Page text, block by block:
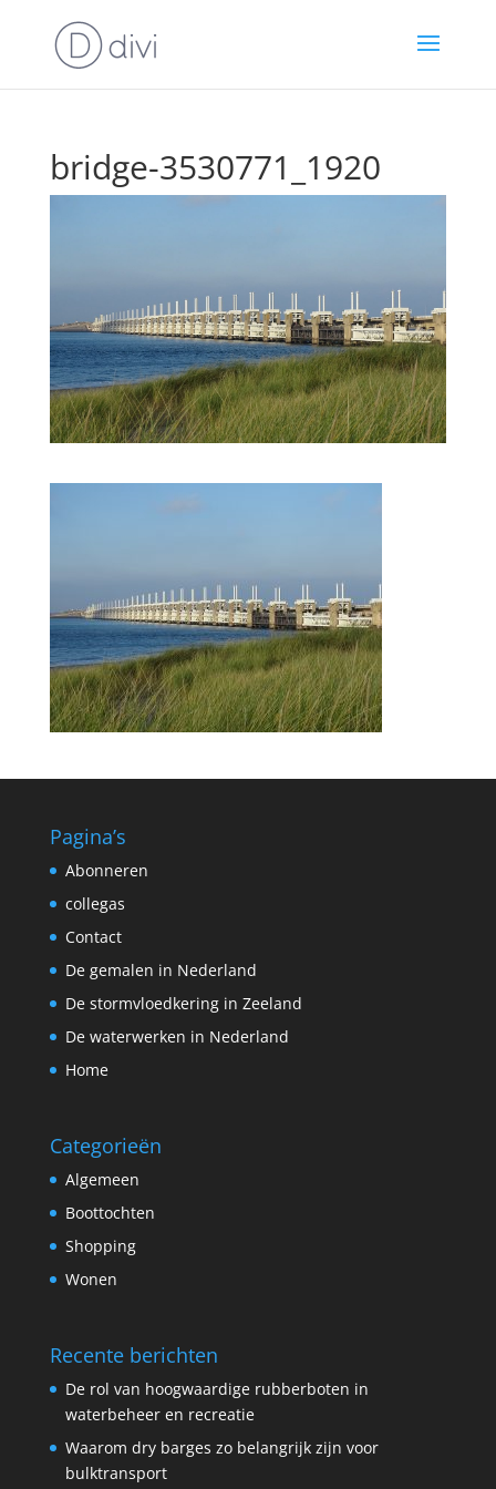
bridge-3530771_1920
Pagina’s
Abonneren
collegas
Contact
De gemalen in Nederland
De stormvloedkering in Zeeland
De waterwerken in Nederland
Home
Categorieën
Algemeen
Boottochten
Shopping
Wonen
Recente berichten
De rol van hoogwaardige rubberboten in
waterbeheer en recreatie
Waarom dry barges zo belangrijk zijn voor
bulktransport